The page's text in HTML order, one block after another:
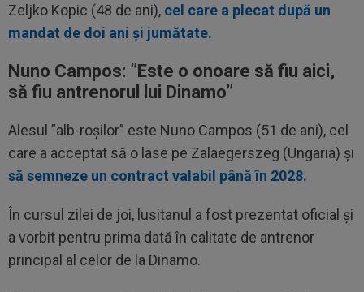
Zeljko Kopic (48 de ani), cel care a plecat după un
mandat de doi ani și jumătate.
Nuno Campos: ”Este o onoare să fiu aici,
să fiu antrenorul lui Dinamo”
Alesul ”alb-roșilor” este Nuno Campos (51 de ani), cel
care a acceptat să o lase pe Zalaegerszeg (Ungaria) și
să semneze un contract valabil până în 2028.
În cursul zilei de joi, lusitanul a fost prezentat oficial și
a vorbit pentru prima dată în calitate de antrenor
principal al celor de la Dinamo.